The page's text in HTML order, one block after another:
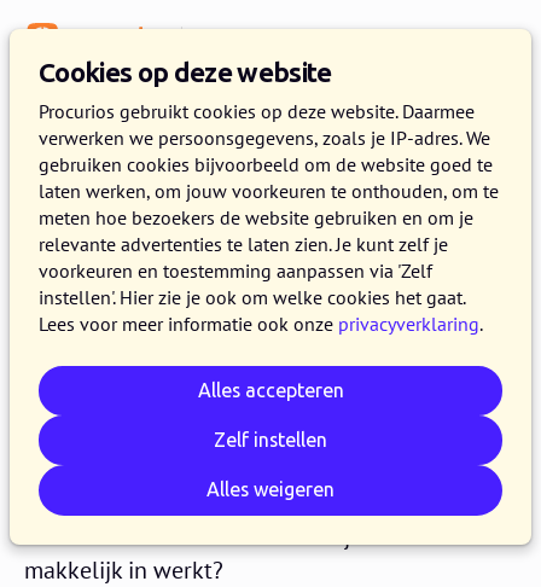
Cookies op deze website
Procurios gebruikt cookies op deze website. Daarmee
verwerken we persoonsgegevens, zoals je IP-adres. We
gebruiken cookies bijvoorbeeld om de website goed te
laten werken, om jouw voorkeuren te onthouden, om te
meten hoe bezoekers de website gebruiken en om je
relevante advertenties te laten zien. Je kunt zelf je
voorkeuren en toestemming aanpassen via 'Zelf
instellen'. Hier zie je ook om welke cookies het gaat.
Lees voor meer informatie ook onze privacyverklaring.
Alles accepteren
Zelf instellen
Alles weigeren
CRM & data
Waar moet de
ledenadministratie van
verenigingen aan voldoen?
26 FEBRUARI 2025 PROCURIOS 7 MINUTEN LEZEN
Zonder een manier om je ledenbestand
overzichtelijk vast te leggen is een vereniging
als een auto zonder wielen. Toch is het idee van
een
ledenadministratiezo vanzelfsprekend dat
we er te weinig bij stilstaan waaraan die moet
voldoen. Hoe zorg je dat je je
makkelijk in werkt?